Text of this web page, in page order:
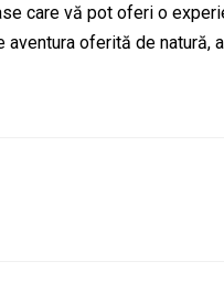
care vă pot oferi o
oferită de natură,